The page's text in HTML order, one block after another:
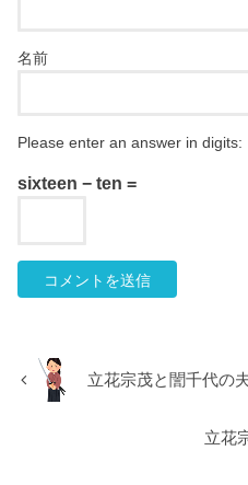
名前
Please enter an answer in digits:
sixteen − ten =
立花宗茂と誾千代の
立花